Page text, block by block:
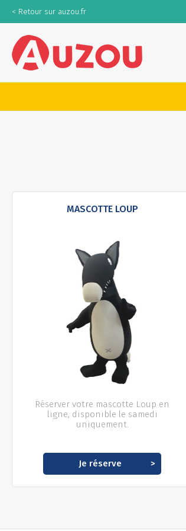
< Retour sur auzou.fr
MASCOTTE LOUP
Réserver votre mascotte Loup en
ligne, disponible le samedi
uniquement.
Je réserve